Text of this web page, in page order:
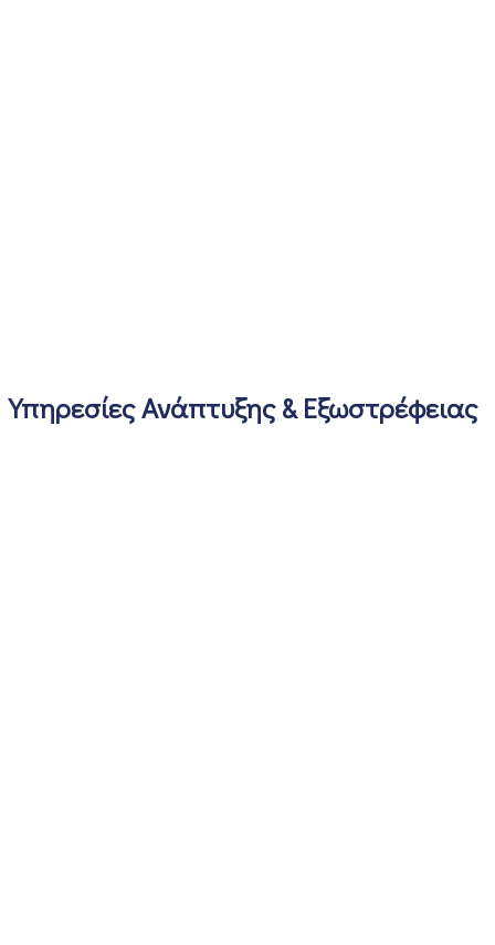
Υπηρεσίες Ανάπτυξης & Εξωστρέφειας